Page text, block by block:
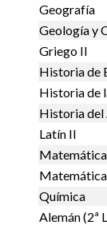
Geografía
Geología y
Griego II
Historia de
Historia de
Historia del
Latín II
Química
Alemán (2ª